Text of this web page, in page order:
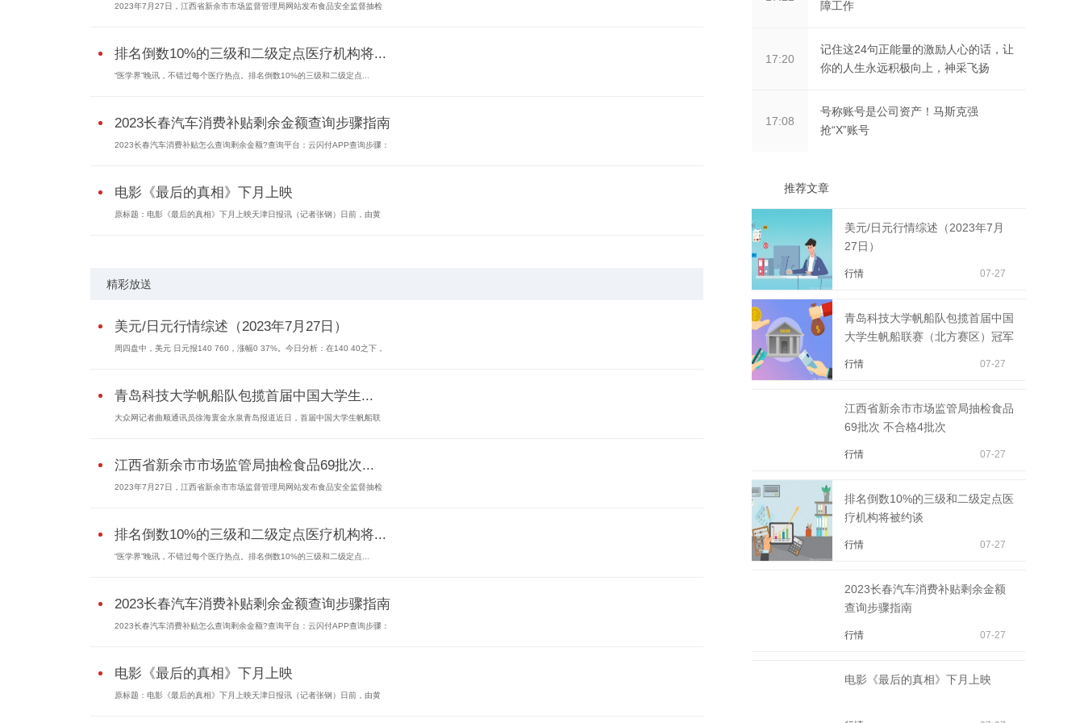
2023年7月27日，江西省新余市市场监督管理局网站发布食品安全监督抽检
排名倒数10%的三级和二级定点医疗机构将...
“医学界”晚讯，不错过每个医疗热点。排名倒数10%的三级和二级定点...
2023长春汽车消费补贴剩余金额查询步骤指南
2023长春汽车消费补贴怎么查询剩余金额?查询平台：云闪付APP查询步骤：
电影《最后的真相》下月上映
原标题：电影《最后的真相》下月上映天津日报讯（记者张钢）日前，由黄
精彩放送
美元/日元行情综述（2023年7月27日）
周四盘中，美元 日元报140 760，涨幅0 37%。今日分析：在140 40之下，
青岛科技大学帆船队包揽首届中国大学生...
大众网记者曲顺通讯员徐海寰金永泉青岛报道近日，首届中国大学生帆船联
江西省新余市市场监管局抽检食品69批次...
2023年7月27日，江西省新余市市场监督管理局网站发布食品安全监督抽检
排名倒数10%的三级和二级定点医疗机构将...
“医学界”晚讯，不错过每个医疗热点。排名倒数10%的三级和二级定点...
2023长春汽车消费补贴剩余金额查询步骤指南
2023长春汽车消费补贴怎么查询剩余金额?查询平台：云闪付APP查询步骤：
电影《最后的真相》下月上映
原标题：电影《最后的真相》下月上映天津日报讯（记者张钢）日前，由黄
障工作
17:20
记住这24句正能量的激励人心的话，让
你的人生永远积极向上，神采飞扬
17:08
号称账号是公司资产！马斯克强
抢“X”账号
推荐文章
美元/日元行情综述（2023年7月
27日）
行情 07-27
青岛科技大学帆船队包揽首届中国
大学生帆船联赛（北方赛区）冠军
行情 07-27
江西省新余市市场监管局抽检食品
69批次 不合格4批次
行情 07-27
排名倒数10%的三级和二级定点医
疗机构将被约谈
行情 07-27
2023长春汽车消费补贴剩余金额
查询步骤指南
行情 07-27
电影《最后的真相》下月上映